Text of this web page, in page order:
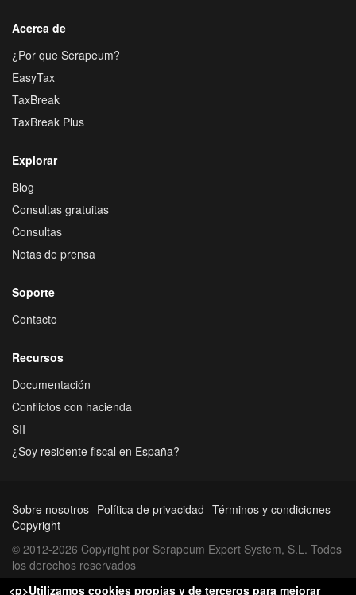
Acerca de
¿Por que Serapeum?
EasyTax
TaxBreak
TaxBreak Plus
Explorar
Blog
Consultas gratuitas
Consultas
Notas de prensa
Soporte
Contacto
Recursos
Documentación
Conflictos con hacienda
SII
¿Soy residente fiscal en España?
Sobre nosotros Política de privacidad Términos y condiciones
Copyright
© 2012-2026 Copyright por Serapeum Expert System, S.L. Todos
los derechos reservados
<p>Utilizamos cookies propias y de terceros para mejorar